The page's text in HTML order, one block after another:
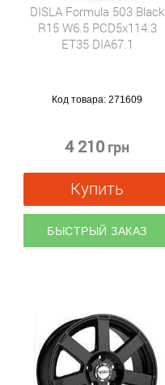
DISLA Formula 503 Black
R15 W6.5 PCD5x114.3
ET35 DIA67.1
Код товара:271609
4 210 грн
Купить
БЫСТРЫЙ ЗАКАЗ